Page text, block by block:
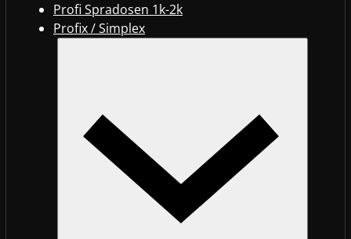
Profi Spradosen 1k-2k
Profix / Simplex